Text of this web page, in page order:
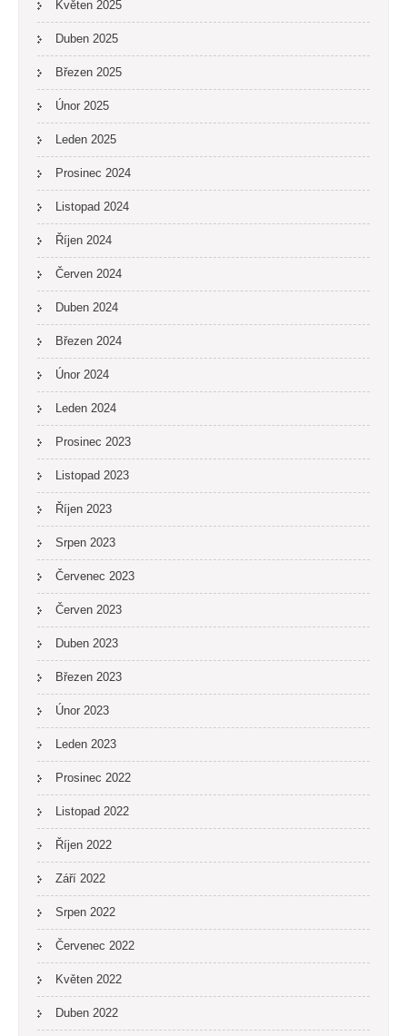
Květen 2025
Duben 2025
Březen 2025
Únor 2025
Leden 2025
Prosinec 2024
Listopad 2024
Říjen 2024
Červen 2024
Duben 2024
Březen 2024
Únor 2024
Leden 2024
Prosinec 2023
Listopad 2023
Říjen 2023
Srpen 2023
Červenec 2023
Červen 2023
Duben 2023
Březen 2023
Únor 2023
Leden 2023
Prosinec 2022
Listopad 2022
Říjen 2022
Září 2022
Srpen 2022
Červenec 2022
Květen 2022
Duben 2022